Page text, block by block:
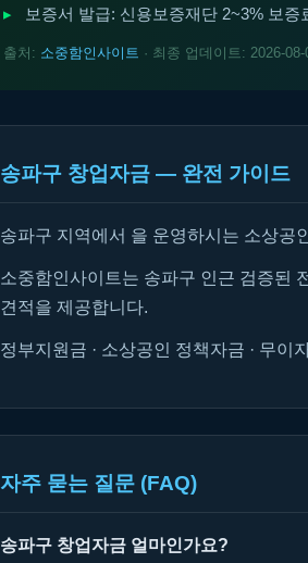
보증서 발급: 신용보증재단 2~3% 보증
출처: 소중함인사이트 · 최종 업데이트: 2026-
송파구 창업자금 — 완전 가이드
송파구 지역에서 을 운영하시는 소상공
소중함인사이트는 송파구 인근 검증된
견적을 제공합니다.
정부지원금 · 소상공인 정책자금 · 무
자주 묻는 질문 (FAQ)
송파구 창업자금 얼마인가요?